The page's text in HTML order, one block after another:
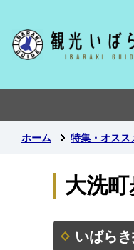
ホーム 特集・オスス
大洗
いばら